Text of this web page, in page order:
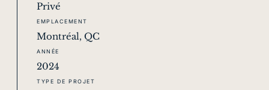
Privé
EMPLACEMENT
Montréal, QC
ANNÉE
2024
TYPE DE PROJET